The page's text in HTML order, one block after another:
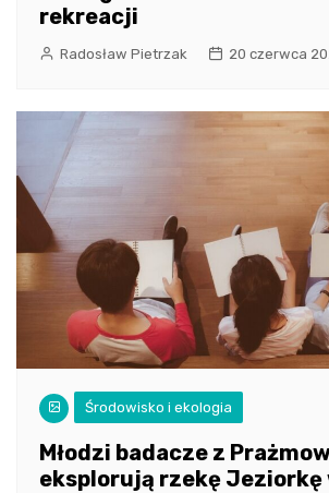
rekreacji
Radosław Pietrzak 20 czerwca
Środowisko i ekologia
Młodzi badacze z
eksplorują rzekę Jeziorkę